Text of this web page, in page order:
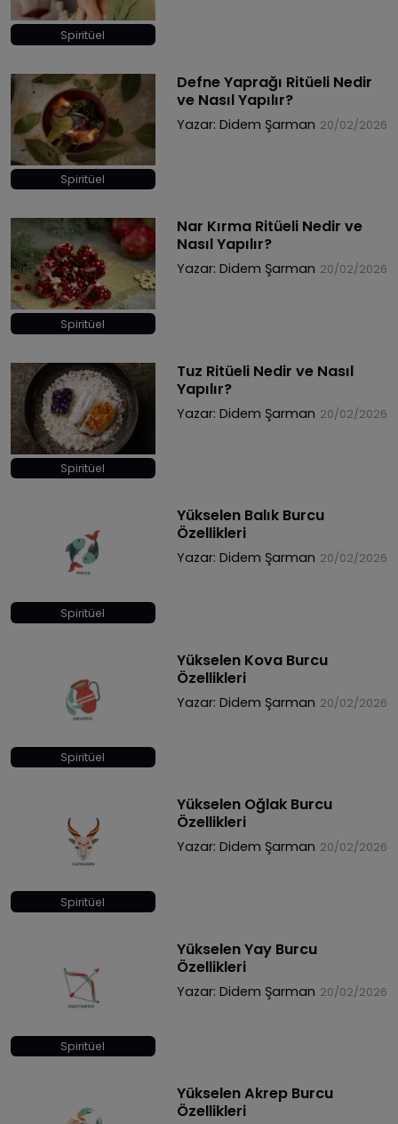
Spiritüel
Spiritüel
Defne Yaprağı Ritüeli Nedir
ve Nasıl Yapılır?
Yazar: Didem Şarman 20/02/2026
Spiritüel
Nar Kırma Ritüeli Nedir ve
Nasıl Yapılır?
Yazar: Didem Şarman 20/02/2026
Spiritüel
Tuz Ritüeli Nedir ve Nasıl
Yapılır?
Yazar: Didem Şarman 20/02/2026
Spiritüel
Yükselen Balık Burcu
Özellikleri
Yazar: Didem Şarman 20/02/2026
Spiritüel
Yükselen Kova Burcu
Özellikleri
Yazar: Didem Şarman 20/02/2026
Spiritüel
Yükselen Oğlak Burcu
Özellikleri
Yazar: Didem Şarman 20/02/2026
Spiritüel
Yükselen Yay Burcu
Özellikleri
Yazar: Didem Şarman 20/02/2026
Yükselen Akrep Burcu
Özellikleri